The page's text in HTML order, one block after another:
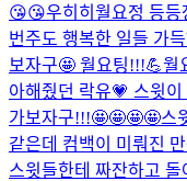
😘😘우히히 월요정 등등
번주도 행복한 일들 가
보자구🤩 월요팅!!!💪월
아해줬던 락유💗 스윗
가보자구!!!🤩🤩🤩🤩스
같은데 컴백이 미뤄진
스윗들한테 짜잔하고